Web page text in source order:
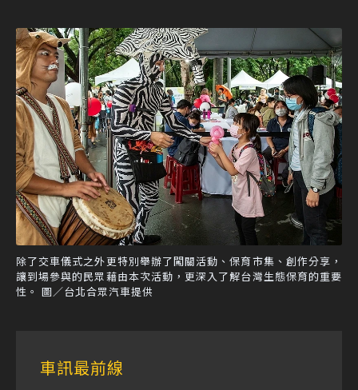
除了交車儀式之外更特別舉辦了闖關活動、保育市集、創作分享，
讓到場參與的民眾藉由本次活動，更深入了解台灣生態保育的重要
性。 圖／台北合眾汽車提供
車訊最前線